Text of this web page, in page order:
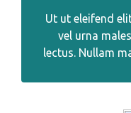
Ut ut eleifend
vel urna
lectus. Nullam